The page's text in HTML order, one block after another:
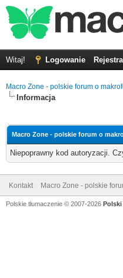
Witaj! Logowanie
Macro Zone - polskie forum o
Informacja
Macro Zone - polskie forum o
Niepoprawny kod autoryzacji.
Kontakt Macro Zone - polskie
Polskie tłumaczenie © 2007-2026 Polski